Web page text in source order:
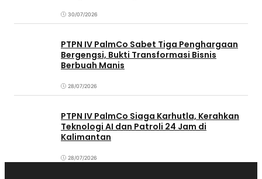
30/07/2026
PTPN IV PalmCo Sabet Tiga Penghargaan
Bergengsi, Bukti Transformasi Bisnis
Berbuah Manis
28/07/2026
PTPN IV PalmCo Siaga Karhutla, Kerahkan
Teknologi AI dan Patroli 24 Jam di
Kalimantan
28/07/2026